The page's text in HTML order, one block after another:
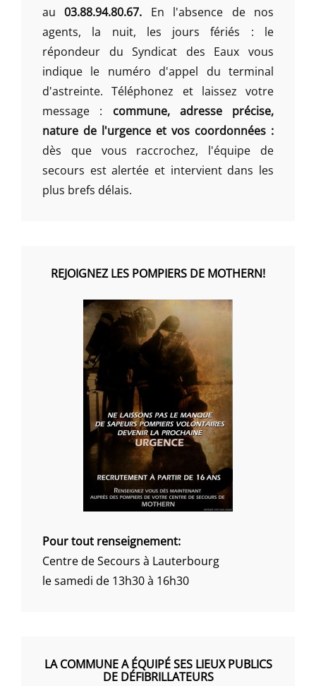
au03.88.94.80.67. En l'absence de nos
agents, la nuit, les jours fériés : le
répondeur du Syndicat des Eaux vous
indique le numéro d'appel du terminal
d'astreinte. Téléphonez et laissez votre
message : commune, adresse précise,
nature de l'urgence et vos coordonnées :
dès que vous raccrochez, l'équipe de
secours est alertée et intervient dans les
plus brefs délais.
REJOIGNEZ LES POMPIERS DE MOTHERN!
Pour tout renseignement:
Centre de Secours à Lauterbourg
le samedi de 13h30 à 16h30
LA COMMUNE A ÉQUIPÉ SES LIEUX PUBLICS
DE DÉFIBRILLATEURS